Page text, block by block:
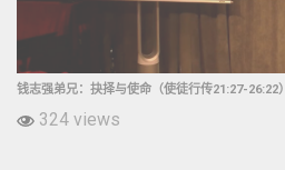
钱志强弟兄：抉择与使命（使徒行传21:27-26:22）
324 views